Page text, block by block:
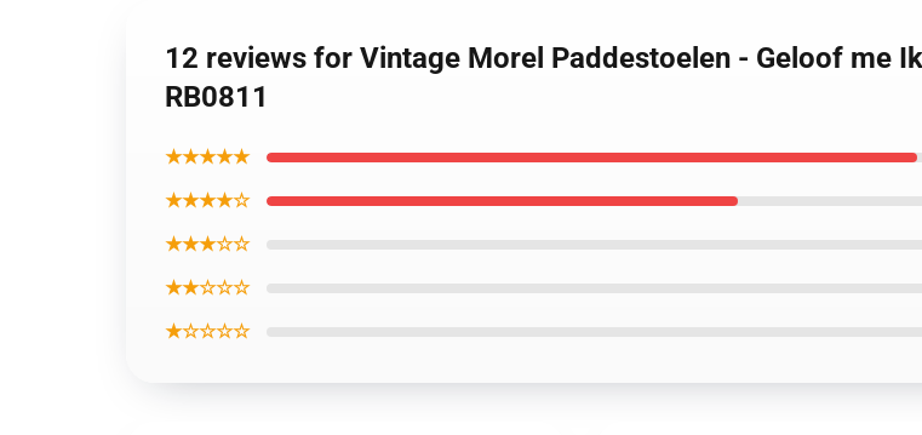
12 reviews for Vintage Morel Paddestoelen - Geloof me
RB0811
★★★★★
★★★★☆
★★★☆☆
★★☆☆☆
★☆☆☆☆